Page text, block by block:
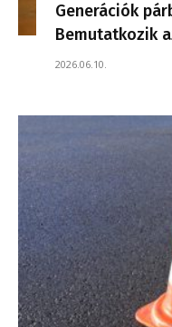
Generációk
Bemutatkozik
2026.06.10.